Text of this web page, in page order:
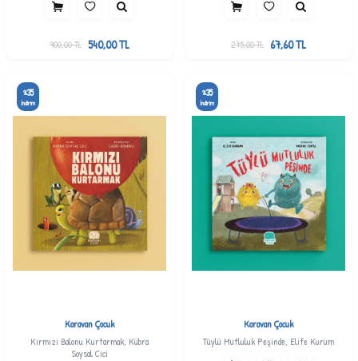
900,00TL 540,00TL 275,00TL 67,60TL
%35
İndirim
Karavan Çocuk
Kırmızı Balonu Kurtarmak, Kübra
Soysal Cici
%35
İndirim
Karavan Çocuk
Tüylü Mutluluk Peşinde, Elife Kurum